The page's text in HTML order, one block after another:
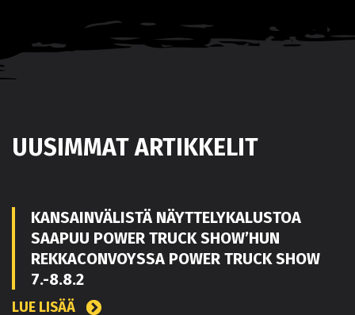
UUSIMMAT ARTIKKELIT
KANSAINVÄLISTÄ NÄYTTELYKALUSTOA
SAAPUU POWER TRUCK SHOW’HUN
REKKACONVOYSSA POWER TRUCK SHOW
7.-8.8.2
LUE LISÄÄ